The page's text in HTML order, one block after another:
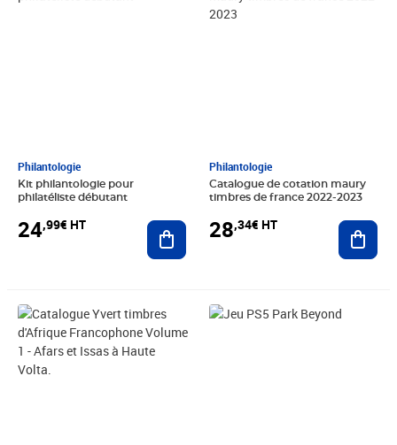
Philantologie
Kit philantologie pour
philatéliste débutant
24,99€ HT Ajouter au panier
Philantologie
Catalogue de cotation maury
timbres de france 2022-2023
28,34€ HT
Prix 52,04€ HT Prix barré 18,33€ HT
Prix 13,58€ HT